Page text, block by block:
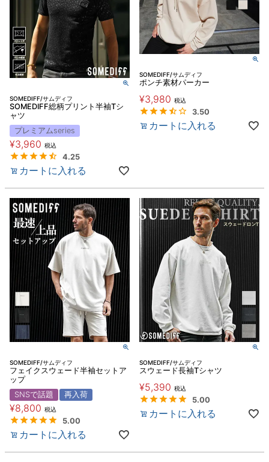
SOMEDIFF/サムディフ
SOMEDIFF総柄プリント半袖Tシ
ャツ
プレミアムseries
¥3,960 税込
4.25
カートに入れる
SOMEDIFF/サムディフ
ポンチ素材パーカー
¥3,980 税込
3.50
カートに入れる
SOMEDIFF/サムディフ
フェイクスウェード半袖セットア
ップ
SNSで話題
再入荷
¥8,800 税込
5.00
カートに入れる
SOMEDIFF/サムディフ
スウェード長袖Tシャツ
¥5,390 税込
5.00
カートに入れる